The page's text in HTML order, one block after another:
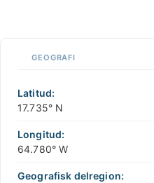
−
GEOGRAFI
Latitud:
17.735° N
Longitud:
64.780° W
Geografisk delregion: